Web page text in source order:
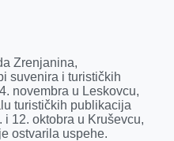
s
A
p
p
Zrenjanina,
suvenira i turističkih
novembra u Leskovcu,
turističkih publikacija
i 12. oktobra u Kruševcu,
ostvarila uspehe.